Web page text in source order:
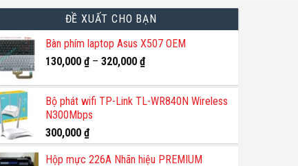
ĐỀ XUẤT CHO BẠN
Bàn phím laptop Asus X507 OEM
130,000 ₫– 320,000 ₫
Bộ phát wifi TP-Link TL-WR840N Wireless
N300Mbps
300,000 ₫
Hộp mực 226A Nhãn hiệu PREMIUM